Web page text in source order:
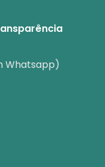
Whatsapp)